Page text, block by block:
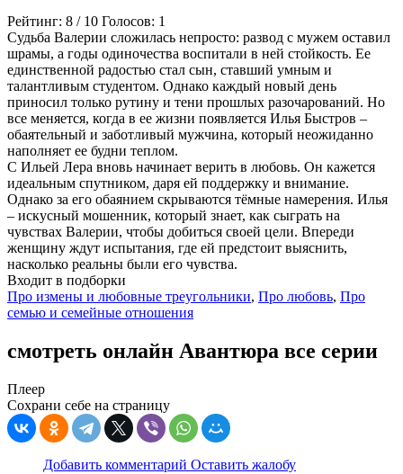
Рейтинг: 8 / 10 Голосов: 1
Судьба Валерии сложилась непросто: развод с мужем оставил
шрамы, а годы одиночества воспитали в ней стойкость. Ее
единственной радостью стал сын, ставший умным и
талантливым студентом. Однако каждый новый день
приносил только рутину и тени прошлых разочарований. Но
все меняется, когда в ее жизни появляется Илья Быстров –
обаятельный и заботливый мужчина, который неожиданно
наполняет ее будни теплом.
С Ильей Лера вновь начинает верить в любовь. Он кажется
идеальным спутником, даря ей поддержку и внимание.
Однако за его обаянием скрываются тёмные намерения. Илья
– искусный мошенник, который знает, как сыграть на
чувствах Валерии, чтобы добиться своей цели. Впереди
женщину ждут испытания, где ей предстоит выяснить,
насколько реальны были его чувства.
Входит в подборки
Про измены и любовные треугольники, Про любовь, Про
семью и семейные отношения
смотреть онлайн Авантюра все серии
Плеер
Сохрани себе на страницу
Добавить комментарий Оставить жалобу